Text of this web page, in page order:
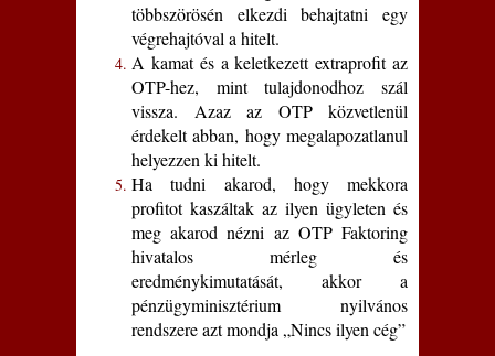
többszörösén elkezdi behajtatni egy
végrehajtóval a hitelt.
A kamat és a keletkezett extraprofit az
OTP-hez, mint tulajdonodhoz szál
vissza. Azaz az OTP közvetlenül
érdekelt abban, hogy megalapozatlanul
helyezzen ki hitelt.
Ha tudni akarod, hogy mekkora
profitot kaszáltak az ilyen ügyleten és
meg akarod nézni az OTP Faktoring
hivatalos mérleg és
eredménykimutatását, akkor a
pénzügyminisztérium nyilvános
rendszere azt mondja „Nincs ilyen cég”